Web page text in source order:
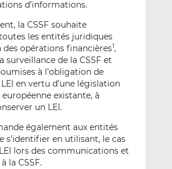
d’informations.
la CSSF souhaite
les entités juridiques
opérations financières ,
surveillance de la CSSF et
à l’obligation de
en vertu d’une législation
existante, à
un LEI.
également aux entités
s’identifier en utilisant, le cas
lors des communications et
la CSSF.